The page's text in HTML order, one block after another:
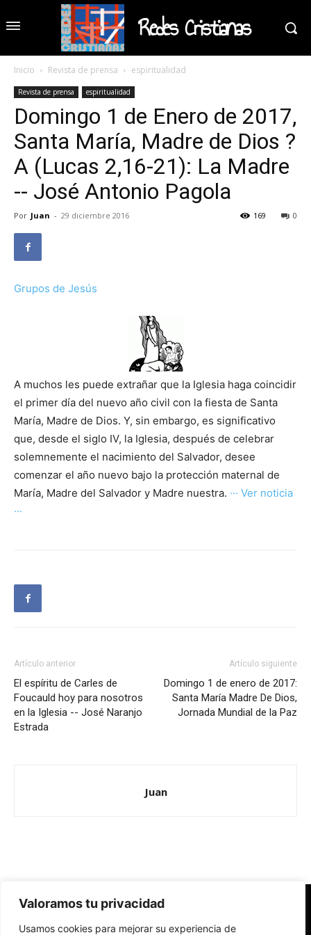
Valoramos tu privacidad
Usamos cookies para mejorar su experiencia de
Redes Cristianas
Inicio Revista de prensa espiritualidad
Revista de prensa espiritualidad
Domingo 1 de Enero de 2017,
Santa María, Madre de Dios ?
A (Lucas 2,16-21): La Madre
-- José Antonio Pagola
Por Juan - 29 diciembre 2016 0
169
Grupos de Jesús
A muchos les puede extrañar que la Iglesia haga coincidir
el primer día del nuevo año civil con la fiesta de Santa
María, Madre de Dios. Y, sin embargo, es significativo
que, desde el siglo IV, la Iglesia, después de celebrar
solemnemente el nacimiento del Salvador, desee
comenzar el año nuevo bajo la protección maternal de
María, Madre del Salvador y Madre nuestra. ··· Ver noticia
···
Artículo anterior
El espíritu de Carles de
Foucauld hoy para nosotros
en la Iglesia -- José Naranjo
Estrada
Artículo siguiente
Domingo 1 de enero de 2017:
Santa María Madre De Dios,
Jornada Mundial de la Paz
Juan
Redes Cristianas
Una mirada alternativa sobre la Iglesia católica y la sociedad